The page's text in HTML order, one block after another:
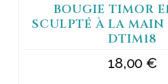
BOUGIE TIMOR
SCULPTÉ À LA MAIN
DTIM18
18,00 €